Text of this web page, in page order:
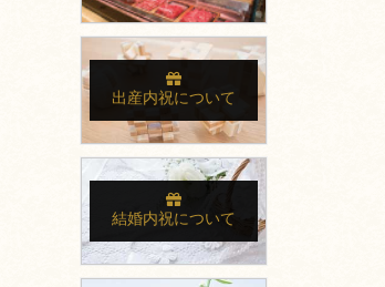
出産内祝について
結婚内祝について